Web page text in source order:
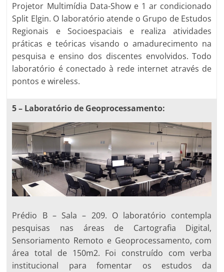
Projetor Multimídia Data-Show e 1 ar condicionado
Split Elgin. O laboratório atende o Grupo de Estudos
Regionais e Socioespaciais e realiza atividades
práticas e teóricas visando o amadurecimento na
pesquisa e ensino dos discentes envolvidos. Todo
laboratório é conectado à rede internet através de
pontos e wireless.
5 – Laboratório de Geoprocessamento:
Prédio B – Sala – 209. O laboratório contempla
pesquisas nas áreas de Cartografia Digital,
Sensoriamento Remoto e Geoprocessamento, com
área total de 150m2. Foi construído com verba
institucional para fomentar os estudos da